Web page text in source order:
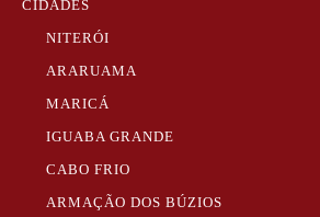
CIDADES
NITERÓI
ARARUAMA
MARICÁ
IGUABA GRANDE
CABO FRIO
ARMAÇÃO DOS BÚZIOS